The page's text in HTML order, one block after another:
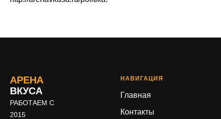
АРЕНА
ВКУСА
РАБОТАЕМ С
2015
НАВИГАЦИЯ
Главная
Контакты